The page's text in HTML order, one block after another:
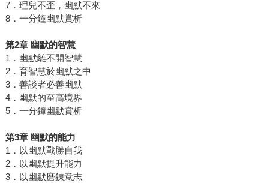
7．理兒不歪，幽默不來
8．一分鐘幽默賞析
第2章 幽默的智慧
1．幽默離不開智慧
2．育智慧於幽默之中
3．善談者必善幽默
4．幽默的至高境界
5．一分鐘幽默賞析
第3章 幽默的能力
1．以幽默戰勝自我
2．以幽默提升能力
3．以幽默磨鍊意志